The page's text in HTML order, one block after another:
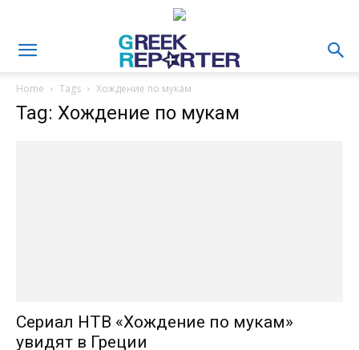
Home Tags Хождение по мукам
Tag: Хождение по мукам
Сериал НТВ «Хождение по мукам»
увидят в Греции